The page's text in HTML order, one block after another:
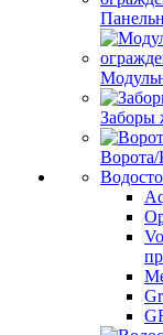
Заборы